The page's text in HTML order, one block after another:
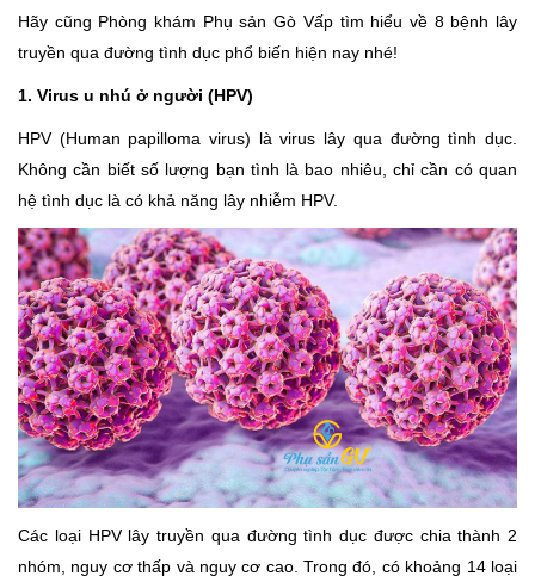
Hãy cũng Phòng khám Phụ sản Gò Vấp tìm hiểu về 8 bệnh lây
truyền qua đường tình dục phổ biến hiện nay nhé!
1. Virus u nhú ở người (HPV)
HPV (Human papilloma virus) là virus lây qua đường tình dục.
Không cần biết số lượng bạn tình là bao nhiêu, chỉ cần có quan
hệ tình dục là có khả năng lây nhiễm HPV.
Các loại HPV lây truyền qua đường tình dục được chia thành 2
nhóm, nguy cơ thấp và nguy cơ cao. Trong đó, có khoảng 14 loại